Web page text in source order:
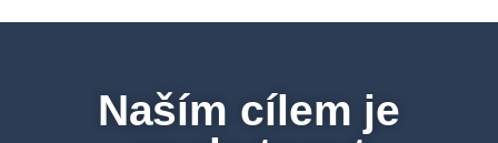
Naším cílem je